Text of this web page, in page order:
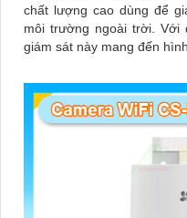
chất lượng cao dùng để
môi trường ngoài trời. Với độ phân giải HD 1080p, camera
giám sát này mang đến